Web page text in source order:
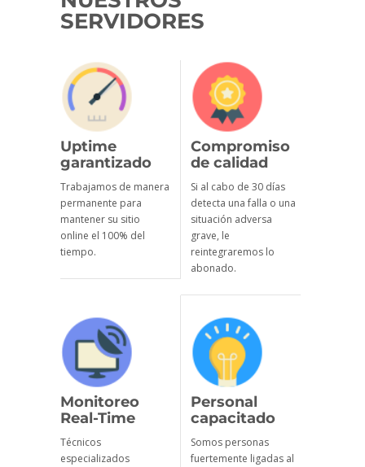
SERVIDORES
Uptime
garantizado
Trabajamos de manera
permanente para
mantener su sitio
online el 100% del
tiempo.
Compromiso
de calidad
Si al cabo de 30 días
detecta una falla o una
situación adversa
grave, le
reintegraremos lo
abonado.
Monitoreo
Real-Time
Técnicos
especializados
Personal
capacitado
Somos personas
fuertemente ligadas al